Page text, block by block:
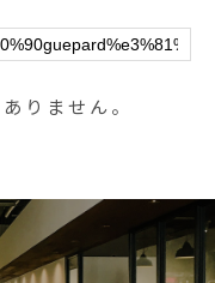
#haus_matsue
#松江カフェ #島根
りません。